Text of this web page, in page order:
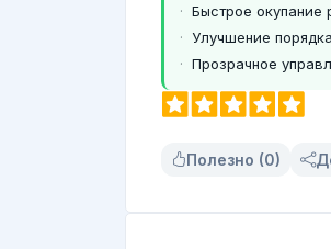
Быстрое окупание
Улучшение порядка
Прозрачное
Полезно (0)